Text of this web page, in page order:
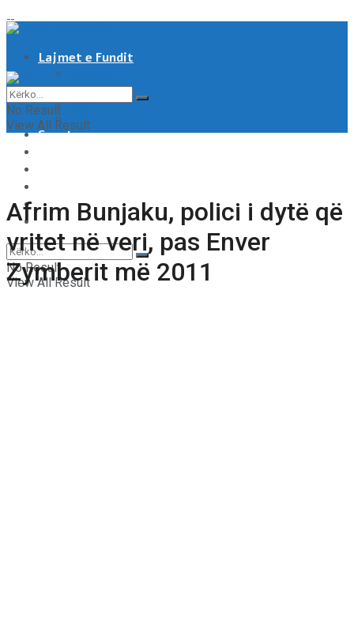
Lajmet e Fundit
Shqipëri
Rajoni & Bota
Moti
Sport
Tech & Auto
Video
No Result
View All Result
No Result
View All Result
Afrim Bunjaku, polici i dytë që
vritet në veri, pas Enver
Zymberit më 2011